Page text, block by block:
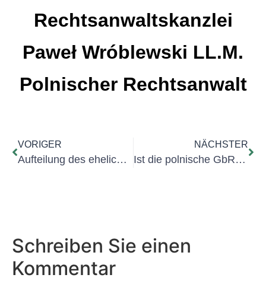
Rechtsanwaltskanzlei
Paweł Wróblewski LL.M.
Polnischer Rechtsanwalt
VORIGER
Aufteilung des ehelichen Vermögens – Aufwendungen
NÄCHSTER
Ist die polnische GbR parteifähig?
Schreiben Sie einen
Kommentar